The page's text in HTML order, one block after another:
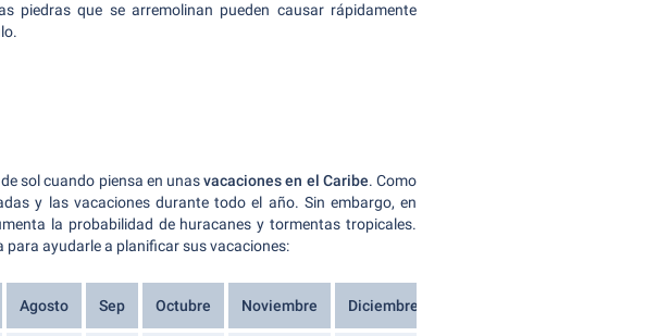
piedras que se arremolinan pueden causar rápidamente
sol cuando piensa en unasvacaciones en el Caribe. Como
y las vacaciones durante todo el año. Sin embargo, en
la probabilidad de huracanes y tormentas tropicales.
para ayudarle a planificar sus vacaciones:
Agosto Sep Octubre Noviembre Diciembre